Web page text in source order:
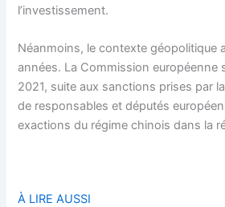
l’investissement.
Néanmoins, le contexte géopolitique
années. La Commission européenne
2021, suite aux sanctions prises par
de responsables et députés
exactions du régime chinois dans la
À LIRE AUSSI